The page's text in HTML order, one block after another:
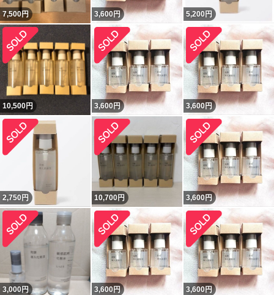
7,500円 3,600円 5,200 円
10,500円 3,600円 3,600円
2,750 円 10,700円 3,600円
3,000円 3,600円 3,600円